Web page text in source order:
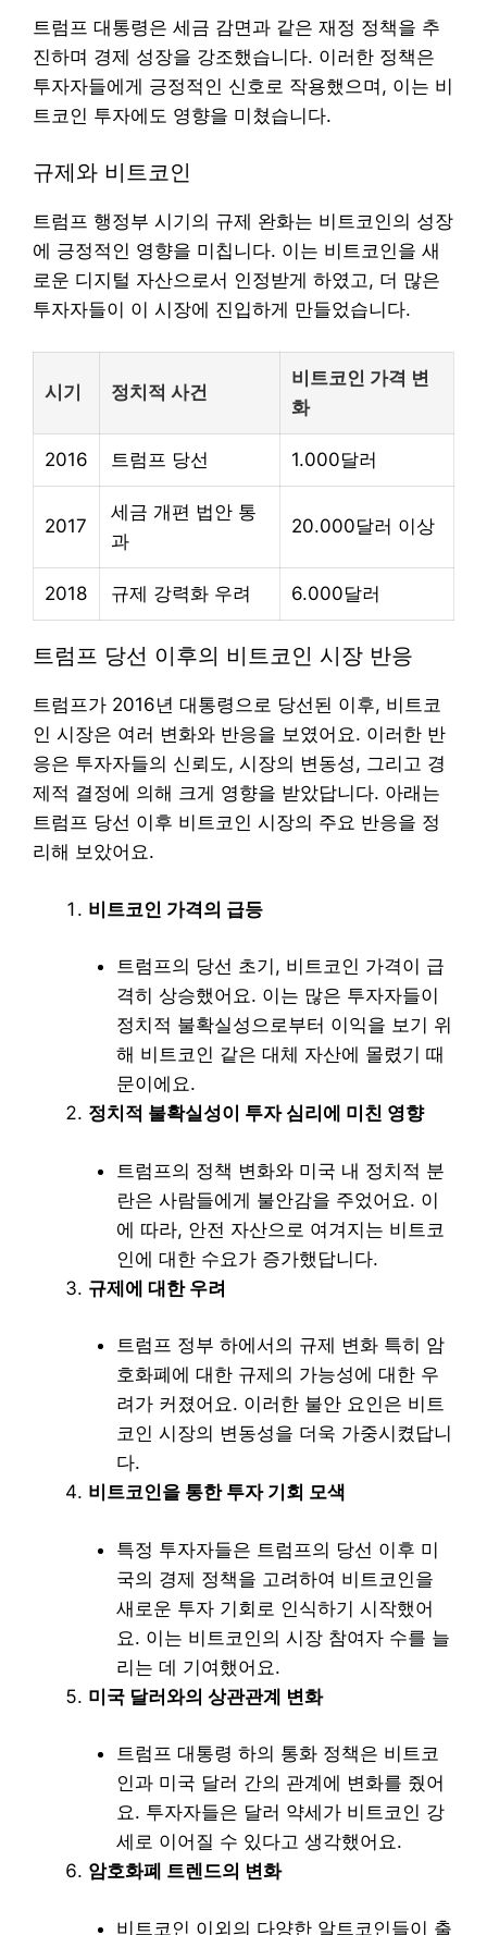
트럼프 대통령은 세금 감면과 같은 재정 정책을 추
진하며 경제 성장을 강조했습니다. 이러한 정책은
투자자들에게 긍정적인 신호로 작용했으며, 이는 비
트코인 투자에도 영향을 미쳤습니다.
규제와 비트코인
트럼프 행정부 시기의 규제 완화는 비트코인의 성장
에 긍정적인 영향을 미칩니다. 이는 비트코인을 새
로운 디지털 자산으로서 인정받게 하였고, 더 많은
투자자들이 이 시장에 진입하게 만들었습니다.
시기 정치적 사건
비트코인 가격 변
화
2016 트럼프 당선 1.000달러
2017
세금 개편 법안 통
과
20.000달러 이상
2018 규제 강력화 우려 6.000달러
트럼프 당선 이후의 비트코인 시장 반응
트럼프가 2016년 대통령으로 당선된 이후, 비트코
인 시장은 여러 변화와 반응을 보였어요. 이러한 반
응은 투자자들의 신뢰도, 시장의 변동성, 그리고 경
제적 결정에 의해 크게 영향을 받았답니다. 아래는
트럼프 당선 이후 비트코인 시장의 주요 반응을 정
리해 보았어요.
비트코인 가격의 급등
트럼프의 당선 초기, 비트코인 가격이 급
격히 상승했어요. 이는 많은 투자자들이
정치적 불확실성으로부터 이익을 보기 위
해 비트코인 같은 대체 자산에 몰렸기 때
문이에요.
정치적 불확실성이 투자 심리에 미친 영향
트럼프의 정책 변화와 미국 내 정치적 분
란은 사람들에게 불안감을 주었어요. 이
에 따라, 안전 자산으로 여겨지는 비트코
인에 대한 수요가 증가했답니다.
규제에 대한 우려
트럼프 정부 하에서의 규제 변화 특히 암
호화폐에 대한 규제의 가능성에 대한 우
려가 커졌어요. 이러한 불안 요인은 비트
코인 시장의 변동성을 더욱 가중시켰답니
다.
비트코인을 통한 투자 기회 모색
특정 투자자들은 트럼프의 당선 이후 미
국의 경제 정책을 고려하여 비트코인을
새로운 투자 기회로 인식하기 시작했어
요. 이는 비트코인의 시장 참여자 수를 늘
리는 데 기여했어요.
미국 달러와의 상관관계 변화
트럼프 대통령 하의 통화 정책은 비트코
인과 미국 달러 간의 관계에 변화를 줬어
요. 투자자들은 달러 약세가 비트코인 강
세로 이어질 수 있다고 생각했어요.
암호화폐 트렌드의 변화
비트코인 이외의 다양한 알트코인들이 출